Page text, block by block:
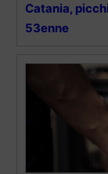
Catania,
53enne